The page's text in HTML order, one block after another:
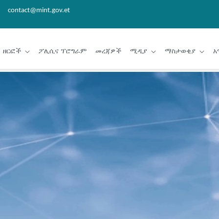
contact@mint.gov.et
ዘርፎች ፖሊሲና ፕሮግራም መረጃዎች ሚዲያ ማስታወቂያ